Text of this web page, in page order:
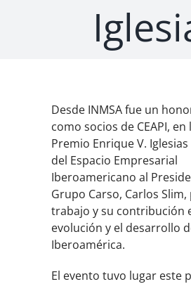
Desde INMSA fue un
como socios de CEAPI,
Premio Enrique V.
del Espacio Empresarial
Iberoamericano al
Grupo Carso, Carlos
trabajo y su contribución
evolución y el desarrollo
Iberoamérica.
El evento tuvo lugar este